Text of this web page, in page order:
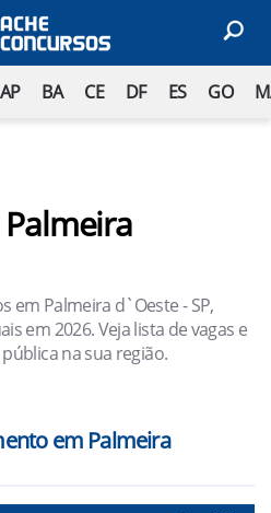
AP BA CE DF ES GO
em Palmeira d`Oeste - SP,
em 2026. Veja lista de vagas e
na sua região.
em Palmeira